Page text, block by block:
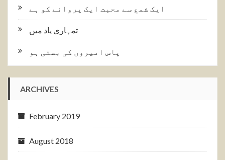
ایک شمع سے محبت ایک پروانے کو ہے
تمہاری یاد میں
پاس امیروں کی بستی ہو
ARCHIVES
February 2019
August 2018